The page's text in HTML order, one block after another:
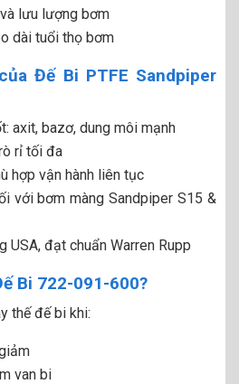
lưu lượng bơm
dài tuổi thọ bơm
Đế Bi PTFE Sandpiper
axit, bazơ, dung môi mạnh
rỉ tối đa
hợp vận hành liên tục
với bơm màng Sandpiper S15 &
USA, đạt chuẩn Warren Rupp
Bi 722-091-600?
thế đế bi khi:
van bi